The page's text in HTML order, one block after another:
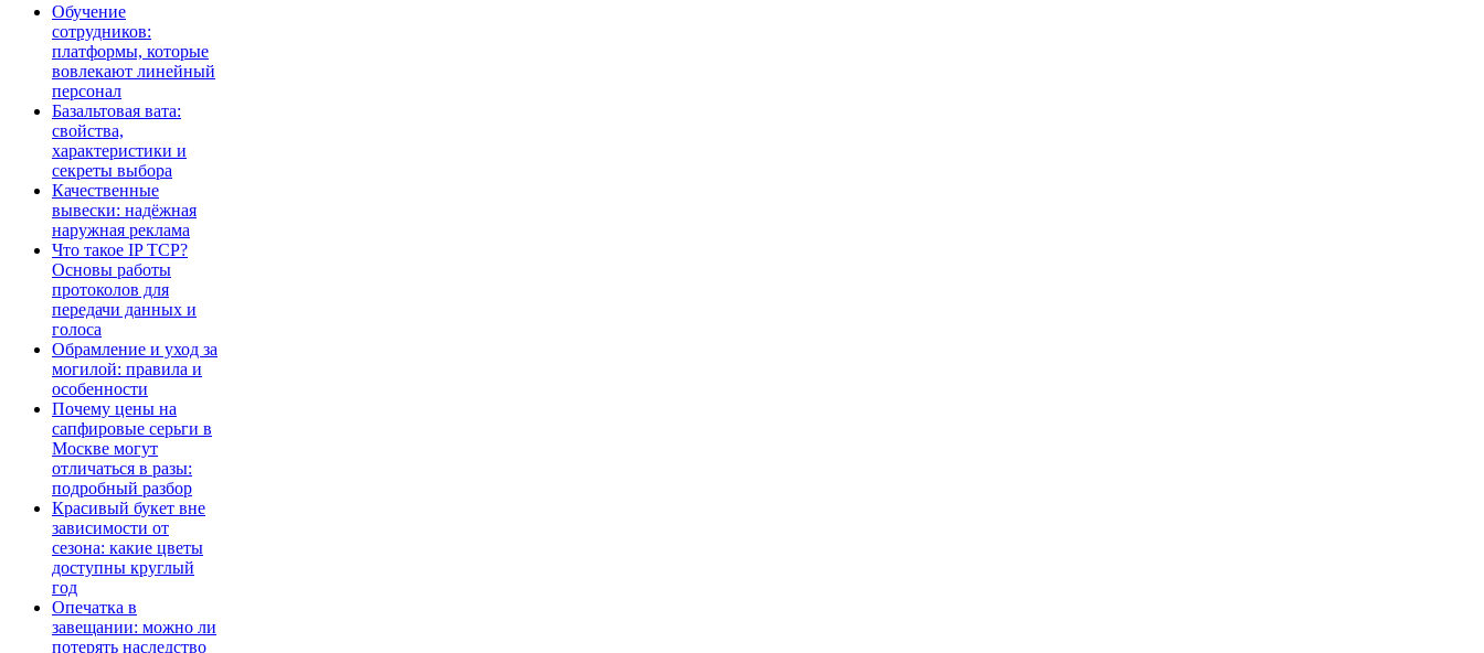
Обучение
сотрудников:
платформы, которые
вовлекают линейный
персонал
Базальтовая вата:
свойства,
характеристики и
секреты выбора
Качественные
вывески: надёжная
наружная реклама
Что такое IP TCP?
Основы работы
протоколов для
передачи данных и
голоса
Обрамление и уход за
могилой: правила и
особенности
Почему цены на
сапфировые серьги в
Москве могут
отличаться в разы:
подробный разбор
Красивый букет вне
зависимости от
сезона: какие цветы
доступны круглый
год
Опечатка в
завещании: можно ли
потерять наследство